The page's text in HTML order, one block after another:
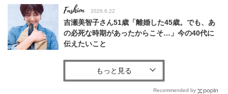
Fashion 2026.6.22
吉瀬美智子さん51歳「離婚した45歳。でも、あ
の必死な時期があったからこそ…」今の40代に
伝えたいこと
Fashion
【40代コンサバ派】白Tシャツは「パール×ゴー
ルドアクセ」を合わせるのが正解！〈大野真理子
Recommended by